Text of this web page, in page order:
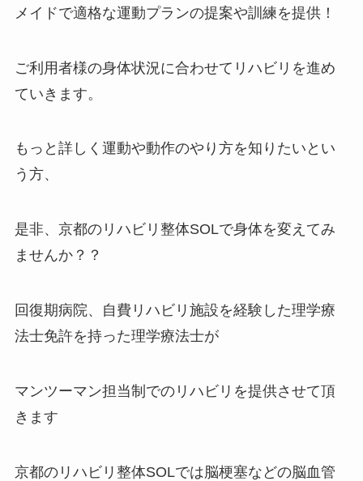
メイドで適格な運動プランの提案や訓練を提供！
ご利用者様の身体状況に合わせてリハビリを進め
ていきます。
もっと詳しく運動や動作のやり方を知りたいとい
う方、
是非、京都のリハビリ整体SOLで身体を変えてみ
ませんか？？
回復期病院、自費リハビリ施設を経験した理学療
法士免許を持った理学療法士が
マンツーマン担当制でのリハビリを提供させて頂
きます
京都のリハビリ整体SOLでは脳梗塞などの脳血管